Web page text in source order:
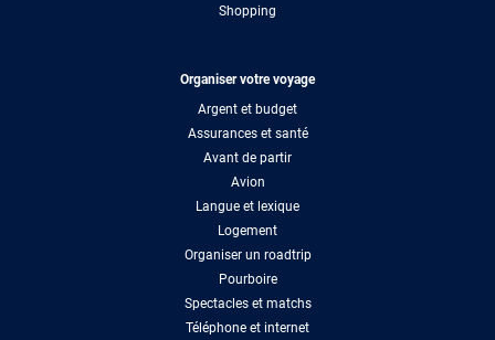
Shopping
Organiser votre voyage
Argent et budget
Assurances et santé
Avant de partir
Avion
Langue et lexique
Logement
Organiser un roadtrip
Pourboire
Spectacles et matchs
Téléphone et internet